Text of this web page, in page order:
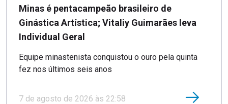
Minas é pentacampeão brasileiro de
Ginástica Artística; Vitaliy Guimarães leva
Individual Geral
Equipe minastenista conquistou o ouro pela quinta
fez nos últimos seis anos
7 de agosto de 2026 às 22:58